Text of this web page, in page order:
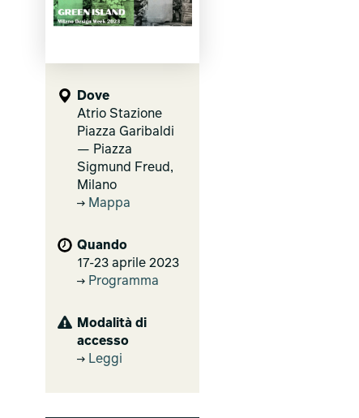
Dove
Atrio Stazione
Piazza Garibaldi
— Piazza
Sigmund Freud,
Milano
Mappa
Quando
17-23 aprile 2023
Programma
Modalità di
accesso
Leggi